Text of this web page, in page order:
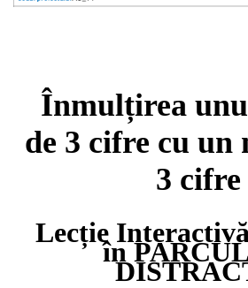
Înmulțirea
de 3 cifre cu un
3 cifre
Lecție
în